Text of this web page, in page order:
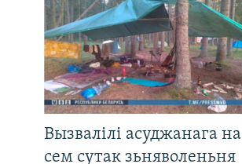
Вызвалілі асуджанага на
сем сутак зьняволеньня